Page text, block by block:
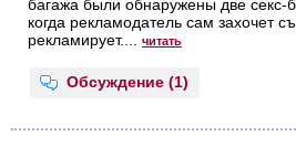
багажа были обнаружены две
когда рекламодатель сам захочет
рекламирует....
читать
Обсуждение (1)